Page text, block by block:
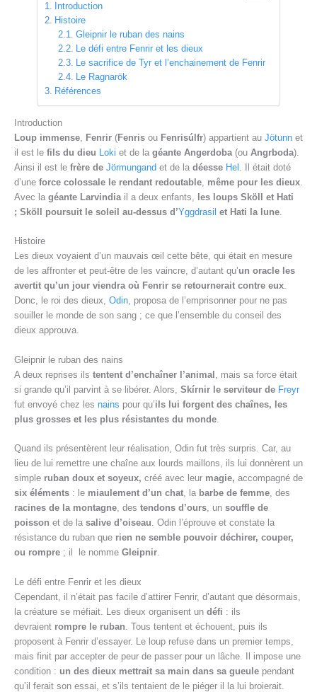
Introduction
Histoire
Gleipnir le ruban des nains
Le défi entre Fenrir et les dieux
Le sacrifice de Tyr et l’enchainement de Fenrir
Le Ragnarök
Références
Introduction
Loup immense
Fenrir (Fenris ou Fenrisúlfr) appartient au Jötunn et
il est le fils du dieu Loki et de la géante Angerdoba (ou Angrboda).
Ainsi il est le frère de Jörmungand et de la déesse Hel
. Il était doté
d’une force colossale le rendant redoutable même pour les dieux
Avec la géante Larvindia il a deux enfants,
les loups Sköll et Hati
; Sköll poursuit le soleil au-dessus d’Yggdrasil et Hati la lune
Histoire
Les dieux voyaient d’un mauvais œil cette bête, qui était en mesure
de les affronter et peut-être de les vaincre, d’autant qu’un oracle les
avertit qu’un jour viendra où Fenrir se retournerait contre eux.
Donc, le roi des dieux, Odin, proposa de l’emprisonner pour ne pas
souiller le monde de son sang ; ce que l’ensemble du conseil des
dieux approuva.
Gleipnir le ruban des nains
A deux reprises ils tentent d’enchaîner l’animal
, mais sa force était
si grande qu’il parvint à se libérer. Alors, Skírnir le serviteur de Freyr
fut envoyé chez les nains pour qu’ils lui forgent des chaînes, les
plus grosses et les plus résistantes du monde
Quand ils présentèrent leur réalisation, Odin fut très surpris. Car, au
lieu de lui remettre une chaîne aux lourds maillons, ils lui donnèrent un
simple ruban doux et soyeux, créé avec leur magie, accompagné de
six éléments : le miaulement d’un chat, la barbe de femme, des
racines de la montagne, des tendons d’ours, un souffle de
poisson et de la salive d’oiseau. Odin l’éprouve et constate la
résistance du ruban que rien ne semble pouvoir déchirer, couper,
ou rompre ; il le nomme Gleipnir.
Le défi entre Fenrir et les dieux
Cependant, il n’était pas facile d’attirer Fenrir, d’autant que désormais,
la créature se méfiait. Les dieux organisent un défi : ils
devraient rompre le ruban . Tous tentent et échouent, puis ils
proposent à Fenrir d’essayer. Le loup refuse dans un premier temps,
mais finit par accepter de peur de passer pour un lâche. Il impose une
condition : un des dieux mettrait sa main dans sa gueule pendant
qu’il ferait son essai, et s’ils tentaient de le piéger il la lui broierait.